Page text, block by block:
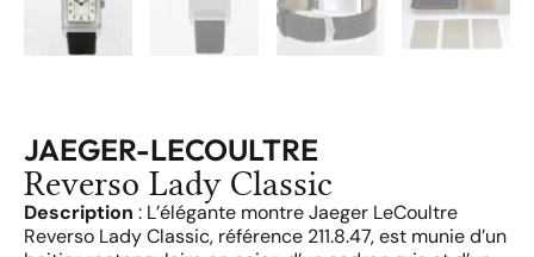
JAEGER-LECOULTRE
Reverso Lady Classic
Description : L’élégante montre Jaeger LeCoultre
Reverso Lady Classic, référence 211.8.47, est munie d’un